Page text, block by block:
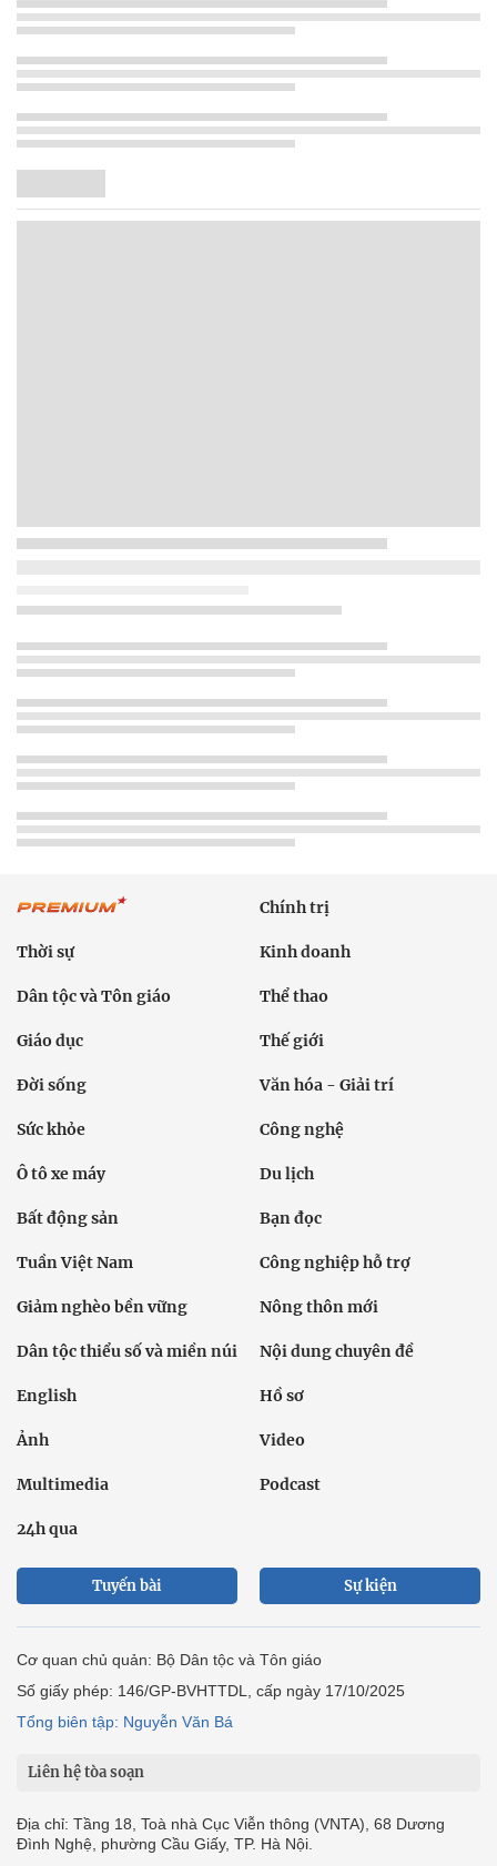
Chính trị
Thời sự Kinh doanh
Dân tộc và Tôn giáo Thể thao
Giáo dục Thế giới
Đời sống Văn hóa - Giải trí
Sức khỏe Công nghệ
Ô tô xe máy Du lịch
Bất động sản Bạn đọc
Tuần Việt Nam Công nghiệp hỗ trợ
Giảm nghèo bền vững Nông thôn mới
Dân tộc thiểu số và miền núi Nội dung chuyên đề
English Hồ sơ
Ảnh Video
Multimedia Podcast
24h qua
Tuyến bài Sự kiện
Cơ quan chủ quản: Bộ Dân tộc và Tôn giáo
Số giấy phép: 146/GP-BVHTTDL, cấp ngày 17/10/2025
Tổng biên tập: Nguyễn Văn Bá
Liên hệ tòa soạn
Địa chỉ: Tầng 18, Toà nhà Cục Viễn thông (VNTA), 68 Dương
Đình Nghệ, phường Cầu Giấy, TP. Hà Nội.